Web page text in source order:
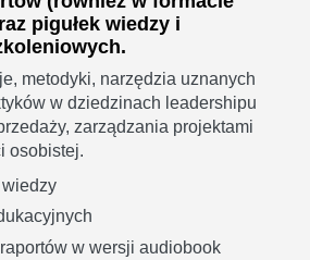
pigułek wiedzy i
metodyki, narzędzia uznanych
w dziedzinach leadershipu
zarządzania projektami
osobistej.
wiedzy
w wersji audiobook